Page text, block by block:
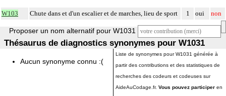
W103 Chute dans et d'un escalier et de marches, lieu de sport 1 oui non
Proposer un nom alternatif pour W1031
Thésaurus de diagnostics synonymes pour W1031
Aucun synonyme connu :(
Liste de synonymes pour W1031 générée à
partir des contributions et des statistiques de
recherches des codeurs et codeuses sur
AideAuCodage.fr. Vous pouvez participer en